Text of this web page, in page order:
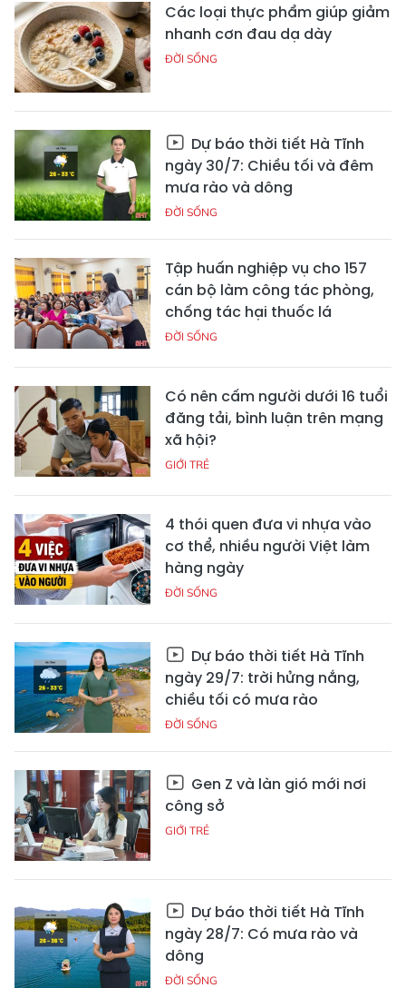
Các loại thực phẩm giúp giảm
nhanh cơn đau dạ dày
ĐỜI SỐNG
Dự báo thời tiết Hà Tĩnh
ngày 30/7: Chiều tối và đêm
mưa rào và dông
ĐỜI SỐNG
Tập huấn nghiệp vụ cho 157
cán bộ làm công tác phòng,
chống tác hại thuốc lá
ĐỜI SỐNG
Có nên cấm người dưới 16 tuổi
đăng tải, bình luận trên mạng
xã hội?
GIỚI TRẺ
4 thói quen đưa vi nhựa vào
cơ thể, nhiều người Việt làm
hàng ngày
ĐỜI SỐNG
Dự báo thời tiết Hà Tĩnh
ngày 29/7: trời hửng nắng,
chiều tối có mưa rào
ĐỜI SỐNG
Gen Z và làn gió mới nơi
công sở
GIỚI TRẺ
Dự báo thời tiết Hà Tĩnh
ngày 28/7: Có mưa rào và
dông
ĐỜI SỐNG